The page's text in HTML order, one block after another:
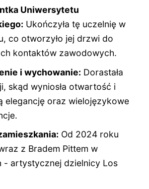
Uniwersytetu
Ukończyła tę uczelnię w
co otworzyło jej drzwi do
kontaktów zawodowych.
i wychowanie: Dorastała
skąd wyniosła otwartość i
elegancję oraz wielojęzykowe
Od 2024 roku
z Bradem Pittem w
- artystycznej dzielnicy Los